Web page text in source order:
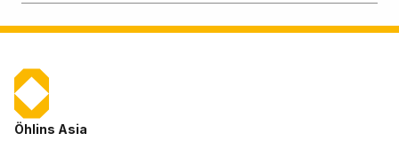
Öhlins Asia